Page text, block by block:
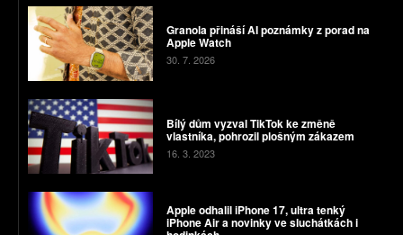
Granola přináší AI poznámky z porad na
Apple Watch
30. 7. 2026
Bílý dům vyzval TikTok ke změně
vlastníka, pohrozil plošným zákazem
16. 3. 2023
Apple odhalil iPhone 17, ultra tenký
iPhone Air a novinky ve sluchátkách i